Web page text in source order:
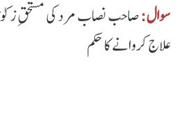
سوال:صاحب نصاب مرد کی مستحقِ
علاج کروانے کا حکم